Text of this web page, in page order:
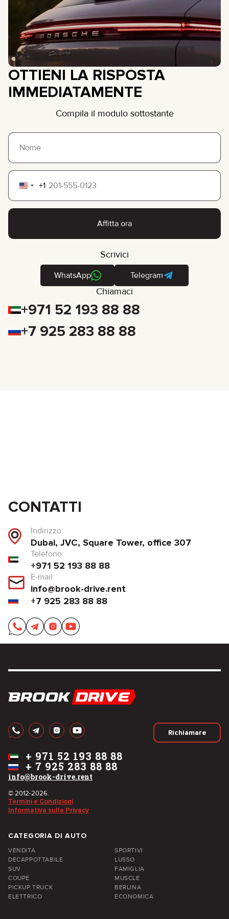
OTTIENI LA RISPOSTA
IMMEDIATAMENTE
Compila il modulo sottostante
United
States
+1
Affitta ora
Scrivici
WhatsApp Telegram
Chiamaci
+971 52 193 88 88
+7 925 283 88 88
CONTATTI
Indirizzo:
Dubai, JVC, Square Tower, office 307
Telefono:
+971 52 193 88 88
E-mail:
info@brook-drive.rent
+7 925 283 88 88
Richiamare
info@brook-drive.rent
+ 7 925 283 88 88
+ 971 52 193 88 88
© 2012-2026.
Termini e Condizioni
Informativa sulla Privacy
CATEGORIA DI AUTO
VENDITA
SPORTIVI
DECAPPOTTABILE
LUSSO
SUV
FAMIGLIA
COUPÉ
MUSCLE
PICKUP TRUCK
BERLINA
ELETTRICO
ECONOMICA